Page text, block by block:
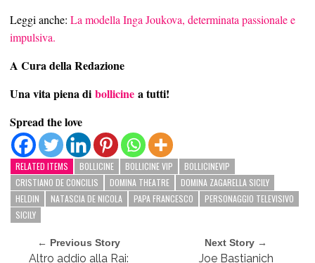
Leggi anche: La modella Inga Joukova, determinata passionale e
impulsiva.
A Cura della Redazione
Una vita piena di bollicine a tutti!
Spread the love
RELATED ITEMS BOLLICINE BOLLICINE VIP
BOLLICINEVIP
CRISTIANO DE CONCILIS
DOMINA THEATRE
DOMINA ZAGARELLA SICILY
HELDIN
NATASCIA DE NICOLA PAPA FRANCESCO
PERSONAGGIO TELEVISIVO
SICILY
← Previous Story
Altro addio alla Rai:
Next Story →
Joe Bastianich